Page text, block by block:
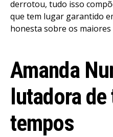
derrotou, tudo isso
que tem lugar garantido
honesta sobre os maiores
Amanda
lutadora
tempos